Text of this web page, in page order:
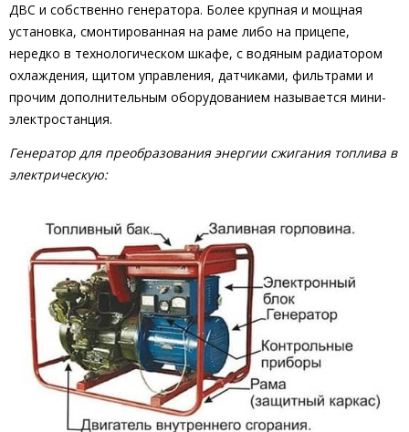
ДВС и собственно генератора. Более крупная и мощная
установка, смонтированная на раме либо на прицепе,
нередко в технологическом шкафе, с водяным радиатором
охлаждения, щитом управления, датчиками, фильтрами и
прочим дополнительным оборудованием называется мини-
электростанция.
Генератор для преобразования энергии сжигания топлива в
электрическую: